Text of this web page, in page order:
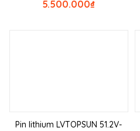
₫
5.500.000
Pin lithium LVTOPSUN 51.2V-